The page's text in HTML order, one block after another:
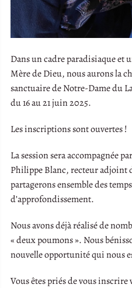
Dans un cadre paradisiaque et
Mère de Dieu, nous aurons la
sanctuaire de Notre-Dame du
du 16 au 21 juin 2025.
Les inscriptions sont ouvertes !
La session sera accompagnée
Philippe Blanc, recteur adjoint
partagerons ensemble des
d’approfondissement.
Nous avons déjà réalisé de
« deux poumons ». Nous
nouvelle opportunité qui nous
Vous êtes priés de vous